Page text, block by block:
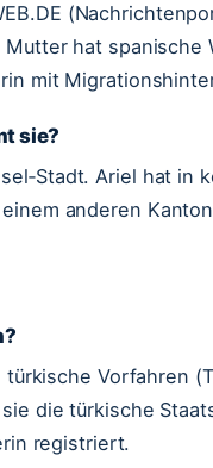
hat spanische
mit
sie?
Ariel hat in
anderen
Vorfahren
die türkische
registriert.